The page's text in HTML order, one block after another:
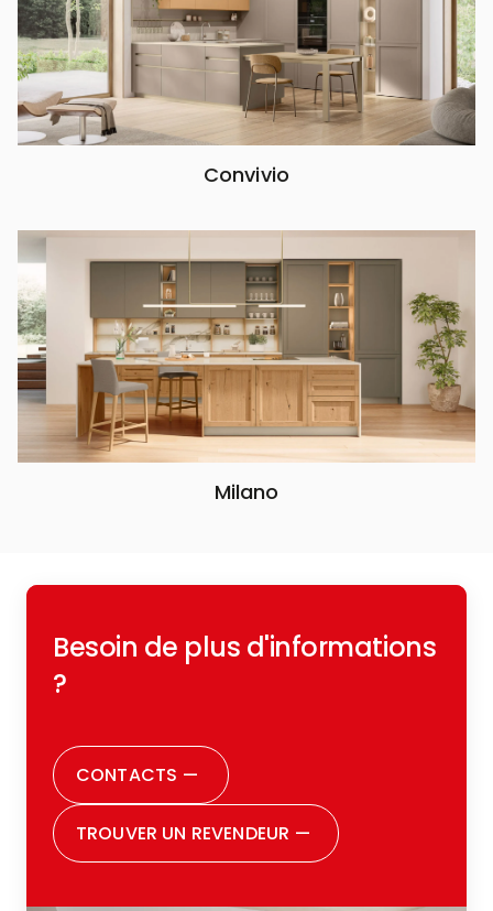
Convivio
Milano
Besoin de plus d'informations
?
CONTACTS —
TROUVER UN REVENDEUR —